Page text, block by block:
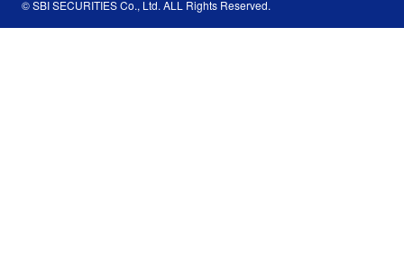
© SBI SECURITIES Co., Ltd. ALL Rights Reserved.